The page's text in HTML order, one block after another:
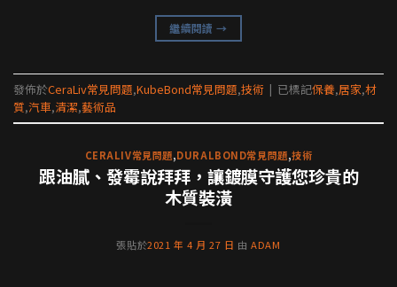
繼續閱讀→
發佈於CeraLiv常見問題,KubeBond常見問題,技術 | 已標記保養,居家,材
質,汽車,清潔,藝術品
CERALIV常見問題,DURALBOND常見問題,技術
跟油膩、發霉說拜拜，讓鍍膜守護您珍貴的
木質裝潢
張貼於2021 年 4 月 27 日 由ADAM